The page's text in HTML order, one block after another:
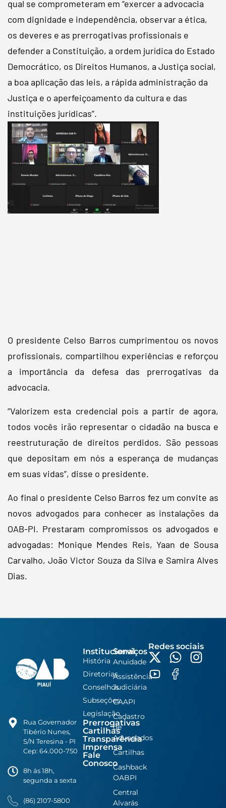
qual se comprometeram em “exercer a advocacia
com dignidade e independência, observar a ética,
os deveres e as prerrogativas profissionais e
defender a Constituição, a ordem jurídica do Estado
Democrático, os Direitos Humanos, a Justiça social,
a boa aplicação das leis, a rápida administração da
Justiça e o aperfeiçoamento da cultura e das
instituições jurídicas”.
O presidente Celso Barros cumprimentou os novos
profissionais, compartilhou experiências e reforçou
a importância da defesa das prerrogativas da
advocacia.
“Valorizem esta credencial pois a partir de agora,
todos vocês irão representar o cidadão na busca e
reestruturação de direitos perdidos. São pessoas
que depositam em nós a esperança de mudanças
em suas vidas”, disse o presidente.
Ao final o presidente Celso Barros fez um convite as
novos advogados para conhecer as instalações da
OAB-PI. Prestaram compromissos os advogados e
advogadas: Monique Mendes Reis, Yaan de Sousa
Carvalho, João Victor Souza da Silva e Samira Alves
Dias.
Rua Governador
Tibério Nunes,
S/N Teresina - PI
Cep: 64.000-750
8h ás 18h,
segunda a sexta
(86) 2107-5800
Institucional
História
Diretorias
Conselhos
Subseções
Legislação
Prerrogativas
Cartilhas
Transparência
Imprensa
Fale
Conosco
Serviços
Anuidade
Assistência
Judiciária
CAAPI
Cadastro
de
Advogados
Cartilhas
Cashback
OABPI
Central
Alvarás
Redes sociais